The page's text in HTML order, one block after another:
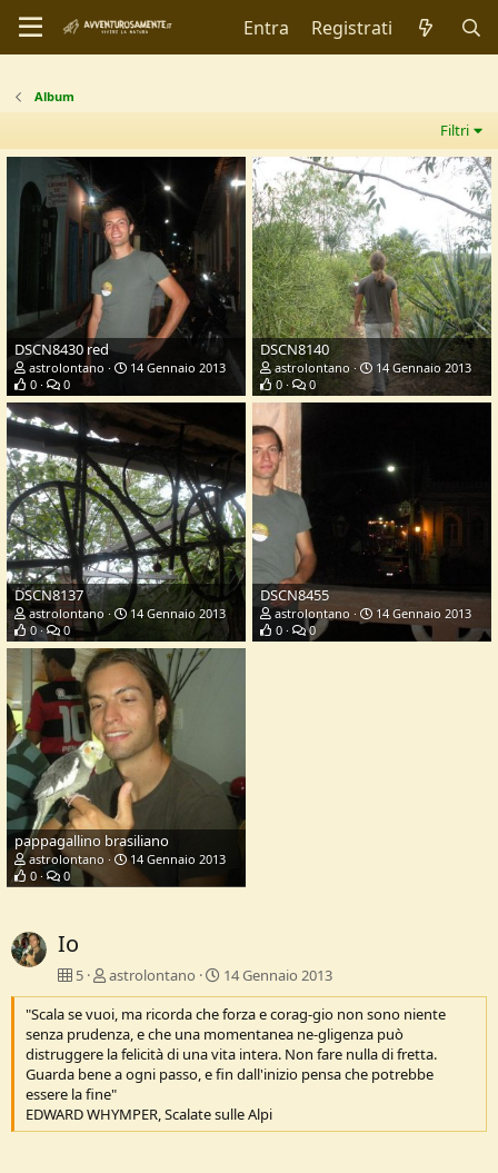
Entra Registrati
Album
Filtri
DSCN8430 red
astrolontano
14 Gennaio 2013
0
0
DSCN8140
astrolontano
14 Gennaio 2013
0
0
DSCN8137
astrolontano
14 Gennaio 2013
0
0
DSCN8455
astrolontano
14 Gennaio 2013
0
0
pappagallino brasiliano
astrolontano
14 Gennaio 2013
0
0
Io
5 astrolontano
14 Gennaio 2013
"Scala se vuoi, ma ricorda che forza e corag-gio non sono niente
senza prudenza, e che una momentanea ne-gligenza può
distruggere la felicità di una vita intera. Non fare nulla di fretta.
Guarda bene a ogni passo, e fin dall'inizio pensa che potrebbe
essere la fine"
EDWARD WHYMPER, Scalate sulle Alpi